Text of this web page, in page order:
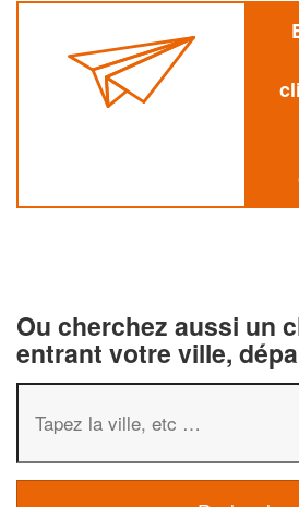
Ou cherchez aussi un
entrant votre ville,